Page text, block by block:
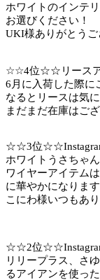
ホワイトのインテ
お選びください！
UKI様ありがとう
☆☆4位☆☆リース
6月に入荷した際に
なるとリースは気
まだまだ在庫はご
☆☆3位
ホワイトうさちゃ
ワイヤーアイテム
に華やかになりま
こにわ様いつもあ
☆☆2位
リリープラス、さ
るアイアンを使っ